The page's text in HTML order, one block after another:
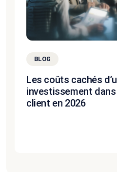
BLOG
Les coûts cachés
investissement dans
client en 2026